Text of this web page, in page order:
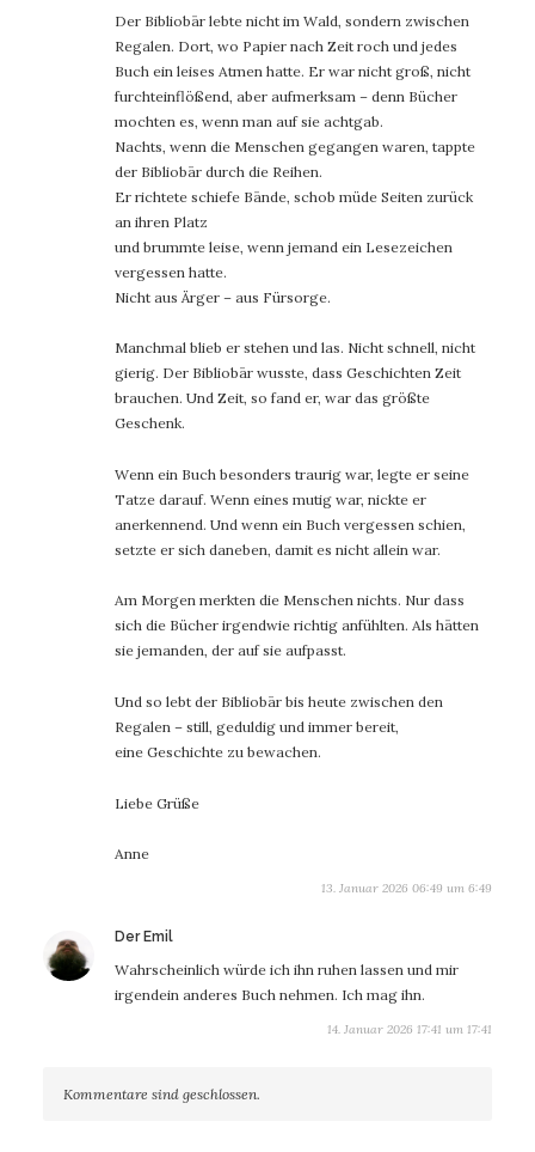
Der Bibliobär lebte nicht im Wald, sondern zwischen
Regalen. Dort, wo Papier nach Zeit roch und jedes
Buch ein leises Atmen hatte. Er war nicht groß, nicht
furchteinflößend, aber aufmerksam – denn Bücher
mochten es, wenn man auf sie achtgab.
Nachts, wenn die Menschen gegangen waren, tappte
der Bibliobär durch die Reihen.
Er richtete schiefe Bände, schob müde Seiten zurück
an ihren Platz
und brummte leise, wenn jemand ein Lesezeichen
vergessen hatte.
Nicht aus Ärger – aus Fürsorge.
Manchmal blieb er stehen und las. Nicht schnell, nicht
gierig. Der Bibliobär wusste, dass Geschichten Zeit
brauchen. Und Zeit, so fand er, war das größte
Geschenk.
Wenn ein Buch besonders traurig war, legte er seine
Tatze darauf. Wenn eines mutig war, nickte er
anerkennend. Und wenn ein Buch vergessen schien,
setzte er sich daneben, damit es nicht allein war.
Am Morgen merkten die Menschen nichts. Nur dass
sich die Bücher irgendwie richtig anfühlten. Als hätten
sie jemanden, der auf sie aufpasst.
Und so lebt der Bibliobär bis heute zwischen den
Regalen – still, geduldig und immer bereit,
eine Geschichte zu bewachen.
Liebe Grüße
Anne
13. Januar 2026 06:49 um 6:49
Der Emilsagt:
Wahrscheinlich würde ich ihn ruhen lassen und mir
irgendein anderes Buch nehmen. Ich mag ihn.
14. Januar 2026 17:41 um 17:41
Kommentare sind geschlossen.